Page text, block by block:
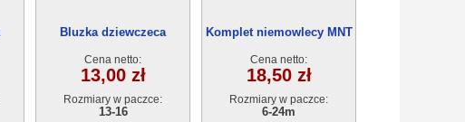
Bluzka dziewczeca
Cena netto:
13,00 zł
Rozmiary w paczce:
13-16
Komplet niemowlecy MNT
Cena netto:
18,50 zł
Rozmiary w paczce:
6-24m